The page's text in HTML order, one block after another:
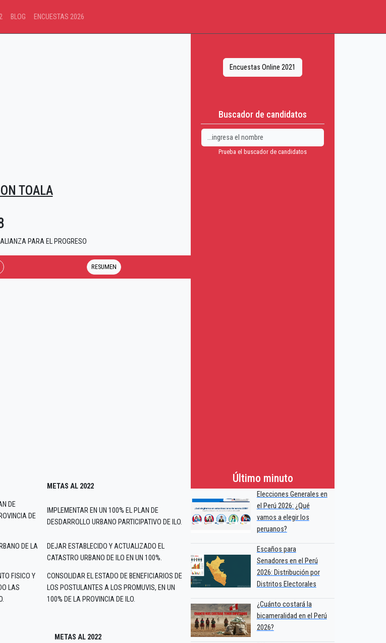
BLOG ENCUESTAS 2026
TOALA
PARA EL PROGRESO
RESUMEN
METAS AL 2022
DE
DE
IMPLEMENTAR EN UN 100% EL PLAN DE
DESDARROLLO URBANO PARTICIPATIVO DE ILO.
DE LA
DEJAR ESTABLECIDO Y ACTUALIZADO EL
CATASTRO URBANO DE ILO EN UN 100%.
FISICO Y
LAS
CONSOLIDAR EL ESTADO DE BENEFICIARIOS DE
LOS POSTULANTES A LOS PROMUVIS, EN UN
100% DE LA PROVINCIA DE ILO.
METAS AL 2022
Encuestas Online 2021
Buscador de candidatos
Prueba el buscador de candidatos
Último minuto
Elecciones Generales en
el Perú 2026: ¿Qué
vamos a elegir los
peruanos?
Escaños para
Senadores en el Perú
2026: Distribución por
Distritos Electorales
¿Cuánto costará la
bicameralidad en el Perú
2026?